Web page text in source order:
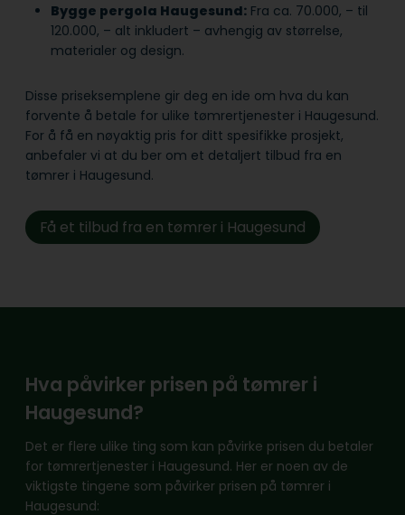
Bygge pergola Haugesund: Fra ca. 70.000, – til
120.000, – alt inkludert – avhengig av størrelse,
materialer og design.
Disse priseksemplene gir deg en ide om hva du kan
forvente å betale for ulike tømrertjenester i Haugesund.
For å få en nøyaktig pris for ditt spesifikke prosjekt,
anbefaler vi at du ber om et detaljert tilbud fra en
tømrer i Haugesund.
Få et tilbud fra en tømrer i Haugesund
Hva påvirker prisen på tømrer i
Haugesund?
Det er flere ulike ting som kan påvirke prisen du betaler
for tømrertjenester i Haugesund. Her er noen av de
viktigste tingene som påvirker prisen på tømrer i
Haugesund: